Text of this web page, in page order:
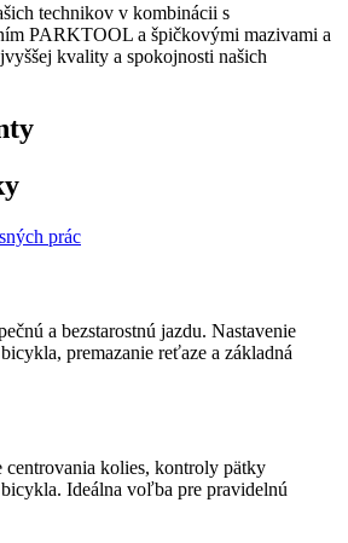
technikov v kombinácii s
PARKTOOL a špičkovými mazivami a
kvality a spokojnosti našich
prác
a bezstarostnú jazdu. Nastavenie
premazanie reťaze a základná
centrovania kolies, kontroly pätky
Ideálna voľba pre pravidelnú